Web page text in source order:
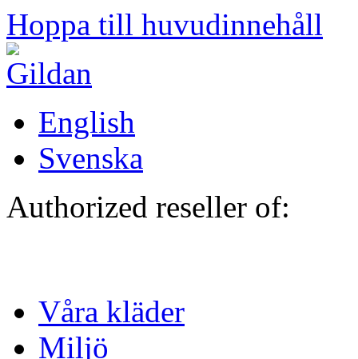
Hoppa till huvudinnehåll
English
Svenska
Authorized reseller of:
Våra kläder
Miljö